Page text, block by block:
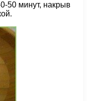
50 минут, накрыв